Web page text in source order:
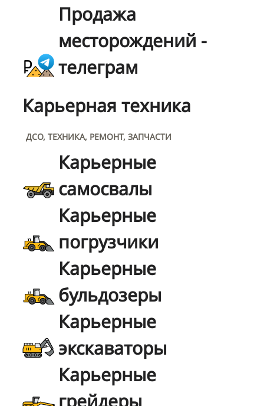
Продажа
месторождений -
телеграм
Карьерная техника
ДСО, ТЕХНИКА, РЕМОНТ, ЗАПЧАСТИ
Карьерные
самосвалы
Карьерные
погрузчики
Карьерные
бульдозеры
Карьерные
экскаваторы
Карьерные
грейдеры